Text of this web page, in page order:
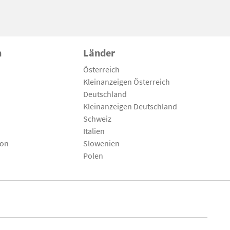
Länder
Österreich
Kleinanzeigen Österreich
Deutschland
Kleinanzeigen Deutschland
Schweiz
Italien
Slowenien
Polen